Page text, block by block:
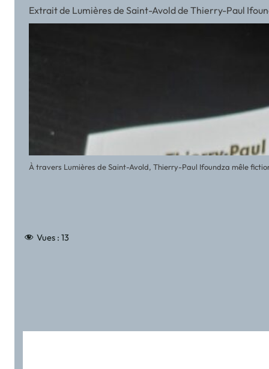
Extrait de Lumières de Saint-Avold de Thierry-Paul
À travers Lumières de Saint-Avold, Thierry-Paul Ifoundza mêle
Vues : 13